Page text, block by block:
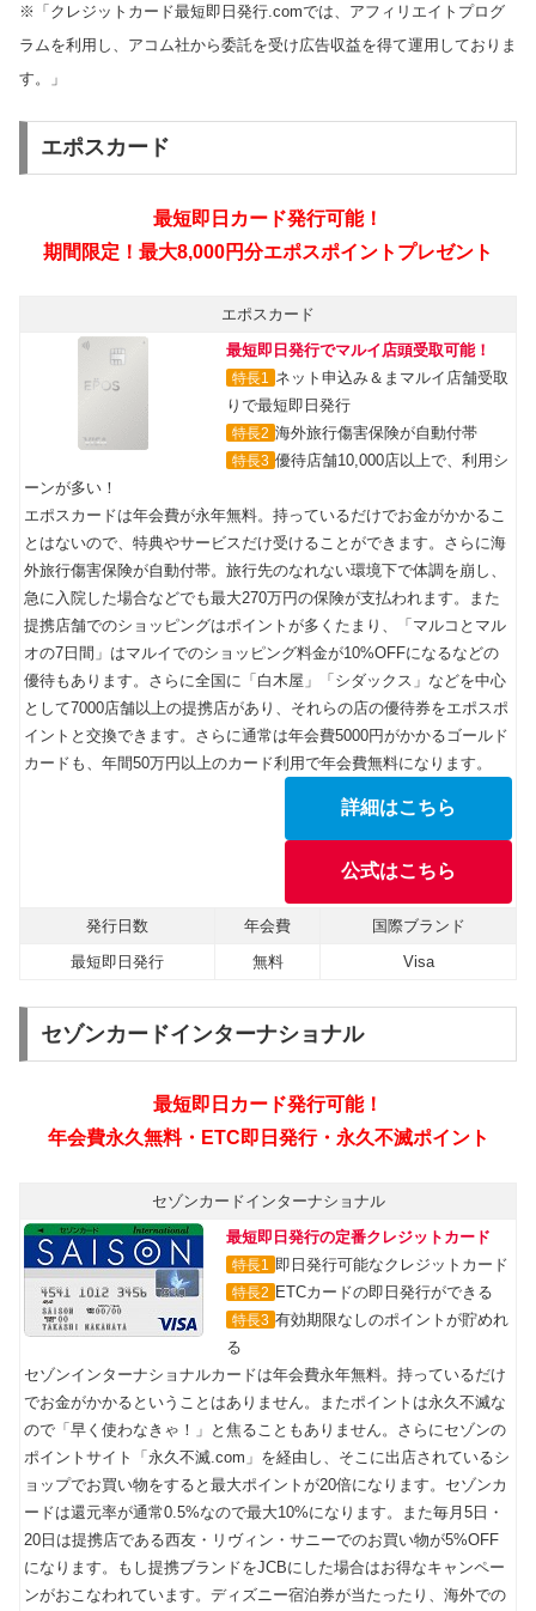
※「クレジットカード最短即日発行.comでは、アフィリエイトプログ
ラムを利用し、アコム社から委託を受け広告収益を得て運用しておりま
す。」
エポスカード
エポスカード
最短即日発行でマルイ店頭受取可能！
特長1 ネット申込み＆まマルイ店舗受取
りで最短即日発行
特長2 海外旅行傷害保険が自動付帯
特長3 優待店舗10,000店以上で、利用シ
ーンが多い！
エポスカードは年会費が永年無料。持っているだけでお金がかかるこ
とはないので、特典やサービスだけ受けることができます。さらに海
外旅行傷害保険が自動付帯。旅行先のなれない環境下で体調を崩し、
急に入院した場合などでも最大270万円の保険が支払われます。また
提携店舗でのショッピングはポイントが多くたまり、「マルコとマル
オの7日間」はマルイでのショッピング料金が10%OFFになるなどの
優待もあります。さらに全国に「白木屋」「シダックス」などを中心
として7000店舗以上の提携店があり、それらの店の優待券をエポスポ
イントと交換できます。さらに通常は年会費5000円がかかるゴールド
カードも、年間50万円以上のカード利用で年会費無料になります。
詳細はこちら
公式はこちら
発行日数 年会費
国際ブランド
最短即日発行
無料 Visa
セゾンカードインターナショナル
セゾンカードインターナショナル
最短即日発行の定番クレジットカード
特長1 即日発行可能なクレジットカード
特長2 ETCカードの即日発行ができる
特長3 有効期限なしのポイントが貯めれ
る
セゾンインターナショナルカードは年会費永年無料。持っているだけ
でお金がかかるということはありません。またポイントは永久不滅な
ので「早く使わなきゃ！」と焦ることもありません。さらにセゾンの
ポイントサイト「永久不滅.com」を経由し、そこに出店されているシ
ョップでお買い物をすると最大ポイントが20倍になります。セゾンカ
ードは還元率が通常0.5%なので最大10%になります。また毎月5日・
20日は提携店である西友・リヴィン・サニーでのお買い物が5%OFF
になります。もし提携ブランドをJCBにした場合はお得なキャンペー
ンがおこなわれています。ディズニー宿泊券が当たったり、海外での